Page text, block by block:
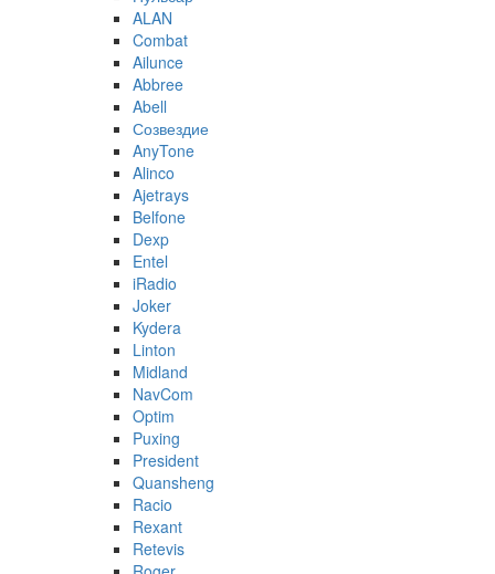
ALAN
Combat
Ailunce
Abbree
Abell
Созвездие
AnyTone
Alinco
Ajetrays
Belfone
Dexp
Entel
iRadio
Joker
Kydera
Linton
Midland
NavCom
Optim
Puxing
President
Quansheng
Racio
Rexant
Retevis